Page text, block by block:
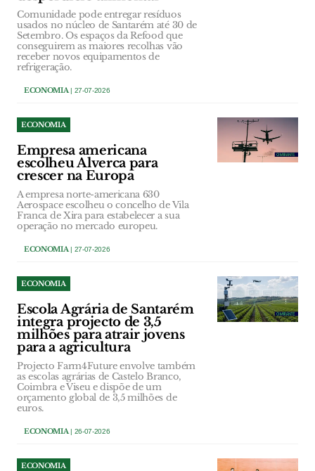
Comunidade pode entregar resíduos
usados no núcleo de Santarém até 30 de
Setembro. Os espaços da Refood que
conseguirem as maiores recolhas vão
receber novos equipamentos de
refrigeração.
ECONOMIA | 27-07-2026
ECONOMIA
Empresa americana
escolheu Alverca para
crescer na Europa
A empresa norte-americana 630
Aerospace escolheu o concelho de Vila
Franca de Xira para estabelecer a sua
operação no mercado europeu.
ECONOMIA | 27-07-2026
ECONOMIA
Escola Agrária de Santarém
integra projecto de 3,5
milhões para atrair jovens
para a agricultura
Projecto Farm4Future envolve também
as escolas agrárias de Castelo Branco,
Coimbra e Viseu e dispõe de um
orçamento global de 3,5 milhões de
euros.
ECONOMIA | 26-07-2026
ECONOMIA